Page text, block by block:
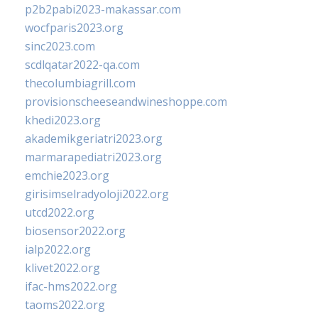
p2b2pabi2023-makassar.com
wocfparis2023.org
sinc2023.com
scdlqatar2022-qa.com
thecolumbiagrill.com
provisionscheeseandwineshoppe.com
khedi2023.org
akademikgeriatri2023.org
marmarapediatri2023.org
emchie2023.org
girisimselradyoloji2022.org
utcd2022.org
biosensor2022.org
ialp2022.org
klivet2022.org
ifac-hms2022.org
taoms2022.org